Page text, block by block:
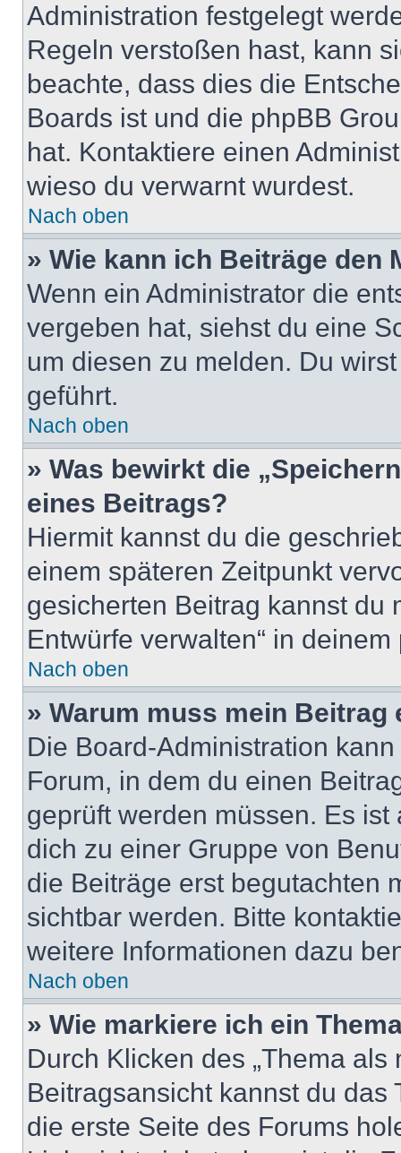
Administration festgelegt
Regeln verstoßen hast, kann
beachte, dass dies die
Boards ist und die phpBB
hat. Kontaktiere einen
wieso du verwarnt wurdest.
Nach oben
» Wie kann ich Beiträge den
Wenn ein Administrator die
vergeben hat, siehst du eine
um diesen zu melden. Du
geführt.
Nach oben
» Was bewirkt die
eines Beitrags?
Hiermit kannst du die
einem späteren Zeitpunkt
gesicherten Beitrag kannst du
Entwürfe verwalten“ in
Nach oben
» Warum muss mein
Die Board-Administration
Forum, in dem du einen
geprüft werden müssen. Es
dich zu einer Gruppe von
die Beiträge erst begutachten
sichtbar werden. Bitte
weitere Informationen dazu
Nach oben
» Wie markiere ich ein
Durch Klicken des „Thema
Beitragsansicht kannst du
die erste Seite des Forums